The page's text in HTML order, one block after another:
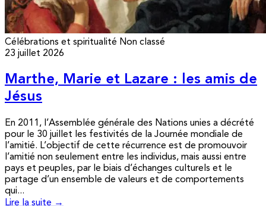
Célébrations et spiritualité Non classé
23 juillet 2026
Marthe, Marie et Lazare : les amis de
Jésus
En 2011, l’Assemblée générale des Nations unies a décrété
pour le 30 juillet les festivités de la Journée mondiale de
l’amitié. L’objectif de cette récurrence est de promouvoir
l’amitié non seulement entre les individus, mais aussi entre
pays et peuples, par le biais d’échanges culturels et le
partage d’un ensemble de valeurs et de comportements
qui...
Lire la suite →